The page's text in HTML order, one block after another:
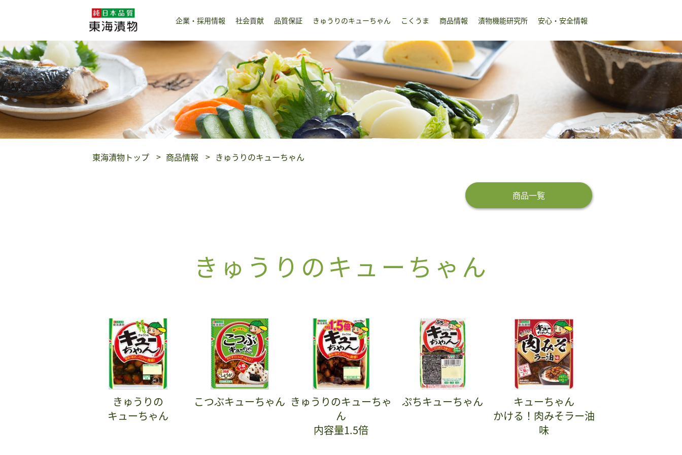
企業・採用情報 社会貢献 品質保証 きゅうりのキューちゃん こくうま 商品情報 漬物機能研究所 安心・安全情報
東海漬物トップ 商品情報 きゅうりのキューちゃん
商品一覧
きゅうりのキューちゃん
きゅうりの
キューちゃん
こつぶキューちゃん きゅうりのキューちゃ
ん
内容量1.5倍
ぷちキューちゃん
キューちゃん
かける！肉みそラー油
味